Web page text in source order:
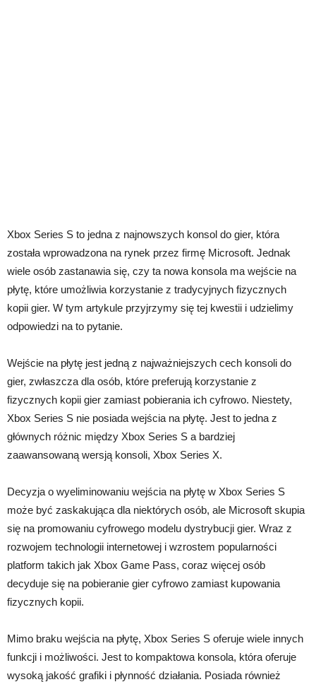
Xbox Series S to jedna z najnowszych konsol do gier, która
została wprowadzona na rynek przez firmę Microsoft. Jednak
wiele osób zastanawia się, czy ta nowa konsola ma wejście na
płytę, które umożliwia korzystanie z tradycyjnych fizycznych
kopii gier. W tym artykule przyjrzymy się tej kwestii i udzielimy
odpowiedzi na to pytanie.
Wejście na płytę jest jedną z najważniejszych cech konsoli do
gier, zwłaszcza dla osób, które preferują korzystanie z
fizycznych kopii gier zamiast pobierania ich cyfrowo. Niestety,
Xbox Series S nie posiada wejścia na płytę. Jest to jedna z
głównych różnic między Xbox Series S a bardziej
zaawansowaną wersją konsoli, Xbox Series X.
Decyzja o wyeliminowaniu wejścia na płytę w Xbox Series S
może być zaskakująca dla niektórych osób, ale Microsoft skupia
się na promowaniu cyfrowego modelu dystrybucji gier. Wraz z
rozwojem technologii internetowej i wzrostem popularności
platform takich jak Xbox Game Pass, coraz więcej osób
decyduje się na pobieranie gier cyfrowo zamiast kupowania
fizycznych kopii.
Mimo braku wejścia na płytę, Xbox Series S oferuje wiele innych
funkcji i możliwości. Jest to kompaktowa konsola, która oferuje
wysoką jakość grafiki i płynność działania. Posiada również